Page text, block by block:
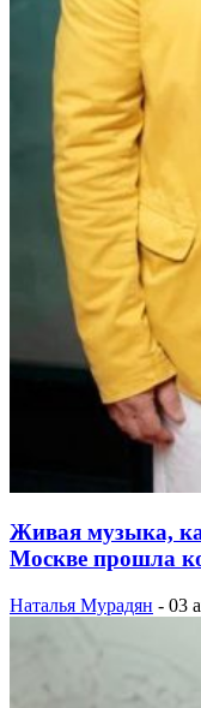
Живая музыка,
Москве прошла
Наталья Мурадян - 03